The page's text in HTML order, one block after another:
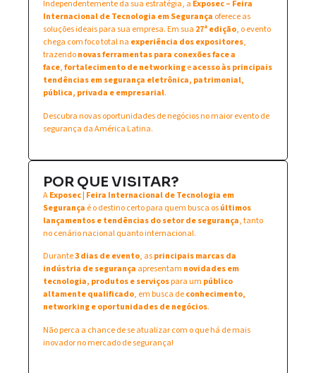
Independentemente da sua estratégia, a Exposec – Feira
Internacional de Tecnologia em Segurança oferece as
soluções ideais para sua empresa. Em sua 27ª edição, o evento
chega com foco total na experiência dos expositores,
trazendonovas ferramentas para conexões face a
face,fortalecimento de networkingeacesso às principais
tendências em segurança eletrônica, patrimonial,
pública, privada e empresarial.
Descubra novas oportunidades de negócios no maior evento de
segurança da América Latina.
POR QUE VISITAR?
AExposec | Feira Internacional de Tecnologia em
Segurança é o destino certo para quem busca osúltimos
lançamentos e tendências do setor de segurança, tanto
no cenário nacional quanto internacional.
Durante3 dias de evento, asprincipais marcas da
indústria de segurança apresentam novidades em
tecnologia, produtos e serviçospara um público
altamente qualificado, em busca deconhecimento,
networking e oportunidades de negócios.
Não perca a chance de se atualizar com o que há de mais
inovador no mercado de segurança!